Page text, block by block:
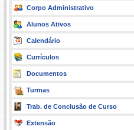
Corpo Administrativo
Alunos Ativos
Calendário
Currículos
Documentos
Turmas
Trab. de Conclusão de Curso
Extensão